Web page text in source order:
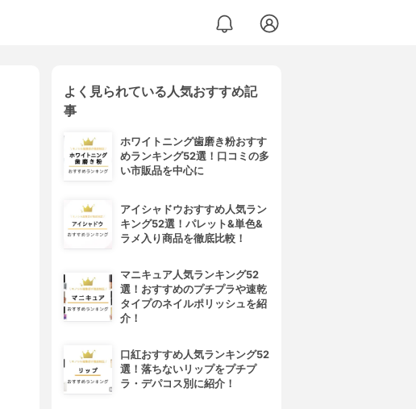
よく見られている人気おすすめ記
事
ホワイトニング歯磨き粉おすす
めランキング52選！口コミの多
い市販品を中心に
アイシャドウおすすめ人気ラン
キング52選！パレット&単色&
ラメ入り商品を徹底比較！
マニキュア人気ランキング52
選！おすすめのプチプラや速乾
タイプのネイルポリッシュを紹
介！
口紅おすすめ人気ランキング52
選！落ちないリップをプチプ
ラ・デパコス別に紹介！